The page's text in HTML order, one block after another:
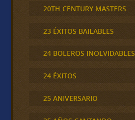
20TH CENTURY MASTERS
23 ÉXITOS BAILABLES
24 BOLEROS INOLVIDABLES
24 ÉXITOS
25 ANIVERSARIO